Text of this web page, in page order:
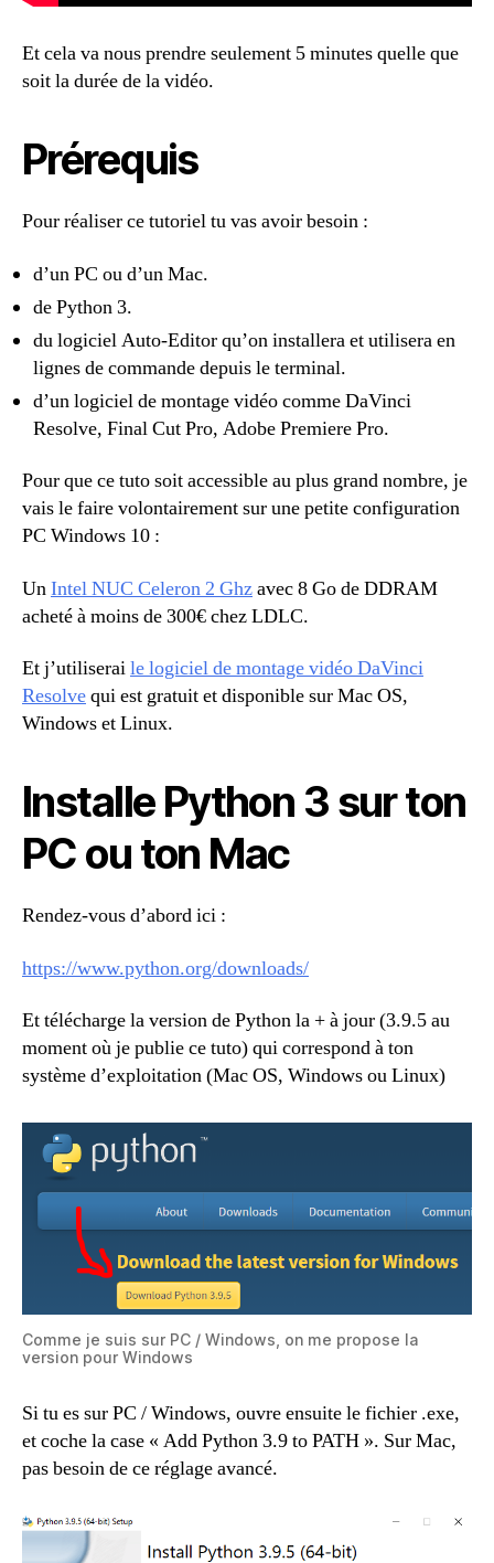
Et cela va nous prendre seulement 5 minutes quelle que
soit la durée de la vidéo.
Prérequis
Pour réaliser ce tutoriel tu vas avoir besoin :
d’un PC ou d’un Mac.
de Python 3.
du logiciel Auto-Editor qu’on installera et utilisera en
lignes de commande depuis le terminal.
d’un logiciel de montage vidéo comme DaVinci
Resolve, Final Cut Pro, Adobe Premiere Pro.
Pour que ce tuto soit accessible au plus grand nombre, je
vais le faire volontairement sur une petite configuration
PC Windows 10 :
UnIntel NUC Celeron 2 Ghzavec 8 Go de DDRAM
acheté à moins de 300€ chez LDLC.
Et j’utiliseraile logiciel de montage vidéo DaVinci
Resolvequi est gratuit et disponible sur Mac OS,
Windows et Linux.
Installe Python 3 sur ton
PC ou ton Mac
Rendez-vous d’abord ici :
https://www.python.org/downloads/
Et télécharge la version de Python la + à jour (3.9.5 au
moment où je publie ce tuto) qui correspond à ton
système d’exploitation (Mac OS, Windows ou Linux)
Comme je suis sur PC / Windows, on me propose la
version pour Windows
Si tu es sur PC / Windows, ouvre ensuite le fichier .exe,
et coche la case « Add Python 3.9 to PATH ». Sur Mac,
pas besoin de ce réglage avancé.